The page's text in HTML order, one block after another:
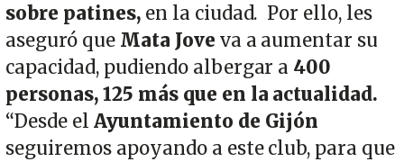
sobre patines,en la ciudad. Por ello, les
aseguró que Mata Jove va a aumentar su
capacidad, pudiendo albergar a 400
personas, 125 más que en la actualidad.
“Desde el Ayuntamiento de Gijón
seguiremos apoyando a este club, para que